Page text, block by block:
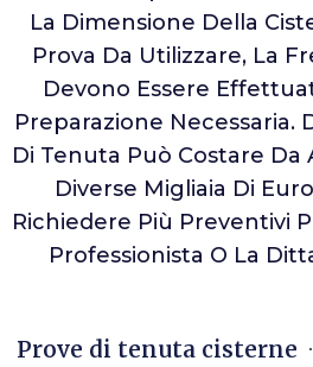
La Dimensione Della
Prova Da Utilizzare, La
Devono Essere
Preparazione Necessaria.
Di Tenuta Può Costare Da
Diverse Migliaia Di
Richiedere Più Preventivi
Professionista O La
Prove di tenuta cisterne